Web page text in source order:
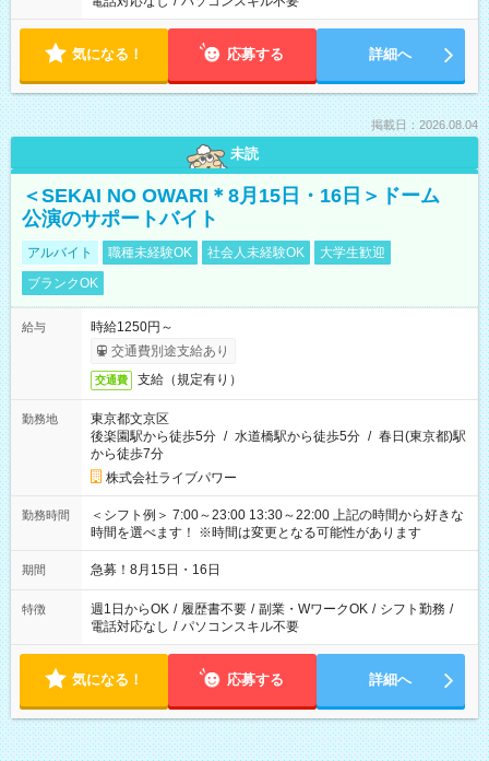
気になる！ 応募する 詳細へ
掲載日：2026.08.04
未読
＜SEKAI NO OWARI＊8月15日・16日＞ドーム
公演のサポートバイト
アルバイト 職種未経験OK 社会人未経験OK
大学生歓迎
ブランクOK
給与
時給1250円～
交通費別途支給あり
交通費 支給（規定有り）
勤務地
東京都文京区
後楽園駅から徒歩5分 / 水道橋駅から徒歩5分 / 春日(東京都)駅
から徒歩7分
株式会社ライブパワー
勤務時間
＜シフト例＞ 7:00～23:00 13:30～22:00 上記の時間から好きな
時間を選べます！ ※時間は変更となる可能性があります
期間 急募！8月15日・16日
特徴 週1日からOK / 履歴書不要 / 副業・WワークOK / シフト勤務 /
電話対応なし / パソコンスキル不要
気になる！ 応募する 詳細へ